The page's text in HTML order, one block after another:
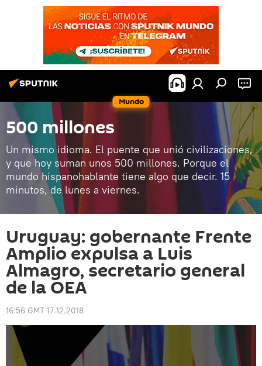
Mundo
500 millones
Un mismo idioma. El puente que unió civilizaciones,
y que hoy suman unos 500 millones. Porque el
mundo hispanohablante tiene algo que decir. 15
minutos, de lunes a viernes.
Uruguay: gobernante Frente
Amplio expulsa a Luis
Almagro, secretario general
de la OEA
16:56 GMT 17.12.2018